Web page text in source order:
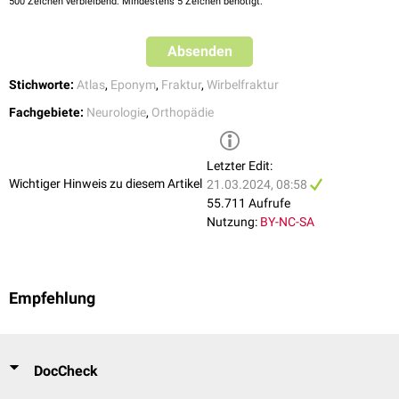
Absenden
Stichworte: Atlas, Eponym, Fraktur, Wirbelfraktur
Fachgebiete: Neurologie, Orthopädie
Wichtiger Hinweis zu diesem Artikel
Letzter Edit:
21.03.2024, 08:58
55.711 Aufrufe
Nutzung: BY-NC-SA
Empfehlung
DocCheck